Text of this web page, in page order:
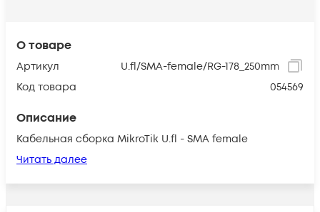
О товаре
Артикул
U.fl/SMA-female/RG-178_250mm
Код товара
054569
Описание
Кабельная сборка MikroTik U.fl - SMA female
Читать далее